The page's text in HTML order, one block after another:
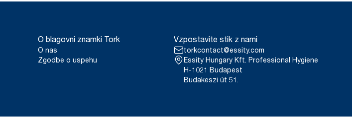
O blagovni znamki Tork
O nas
Zgodbe o uspehu
Vzpostavite stik z nami
torkcontact@essity.com
Essity Hungary Kft. Professional Hygiene
H-1021 Budapest
Budakeszi út 51.